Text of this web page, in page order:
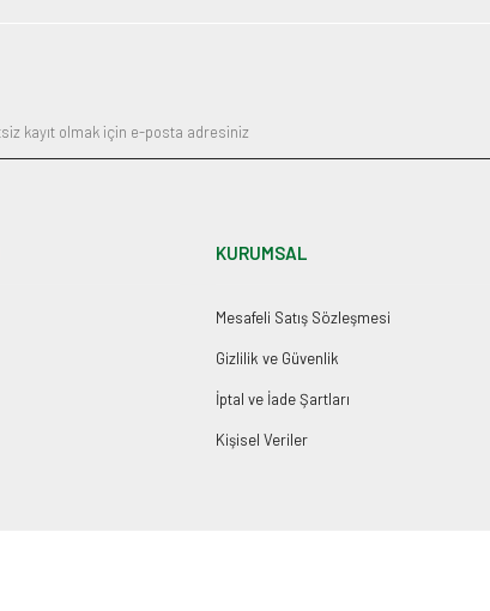
KURUMSAL
Mesafeli Satış Sözleşmesi
Gizlilik ve Güvenlik
İptal ve İade Şartları
Kişisel Veriler